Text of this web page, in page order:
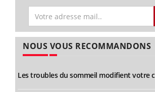
NOUS VOUS RECOMMANDONS
Les troubles du sommeil modifient votre